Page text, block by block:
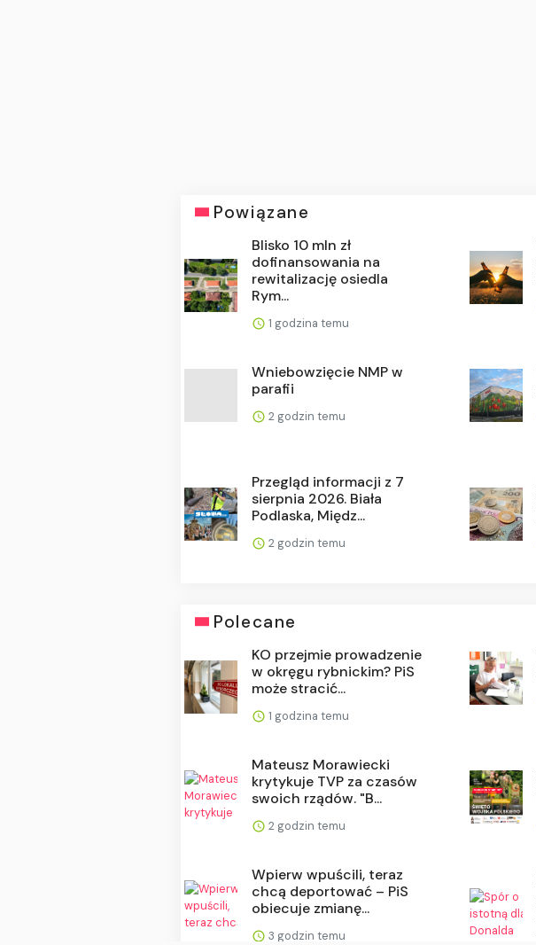
Powiązane
Blisko 10 mln zł
dofinansowania na
rewitalizację osiedla
Rym...
1 godzina temu
Wniebowzięcie NMP w
parafii
2 godzin temu
Przegląd informacji z 7
sierpnia 2026. Biała
Podlaska, Międz...
2 godzin temu
Polecane
KO przejmie prowadzenie
w okręgu rybnickim? PiS
może stracić...
1 godzina temu
Mateusz Morawiecki
krytykuje TVP za czasów
swoich rządów. "B...
2 godzin temu
Wpierw wpuścili, teraz
chcą deportować – PiS
obiecuje zmianę...
3 godzin temu